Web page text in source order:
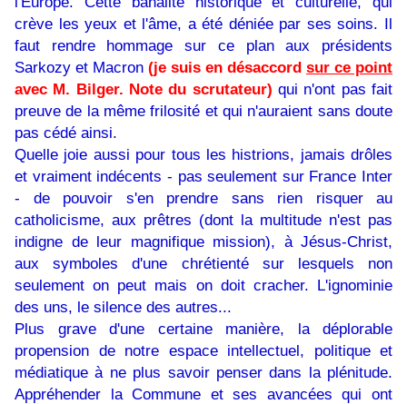
crève les yeux et l'âme, a été déniée par ses soins. Il
faut rendre hommage sur ce plan aux présidents
Sarkozy et Macron (je suis en désaccord sur ce point
avec M. Bilger. Note du scrutateur) qui n'ont pas fait
preuve de la même frilosité et qui n'auraient sans doute
pas cédé ainsi.
Quelle joie aussi pour tous les histrions, jamais drôles
et vraiment indécents - pas seulement sur France Inter
- de pouvoir s'en prendre sans rien risquer au
catholicisme, aux prêtres (dont la multitude n'est pas
indigne de leur magnifique mission), à Jésus-Christ,
aux symboles d'une chrétienté sur lesquels non
seulement on peut mais on doit cracher. L'ignominie
des uns, le silence des autres...
Plus grave d'une certaine manière, la déplorable
propension de notre espace intellectuel, politique et
médiatique à ne plus savoir penser dans la plénitude.
Appréhender la Commune et ses avancées qui ont